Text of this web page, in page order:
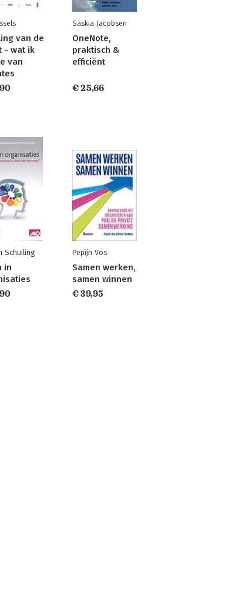
van de
- wat ik
van
Saskia Jacobsen
OneNote,
praktisch &
efficiënt
€ 25,66
Schuiling
in
Pepijn Vos
Samen werken,
samen winnen
€ 39,95